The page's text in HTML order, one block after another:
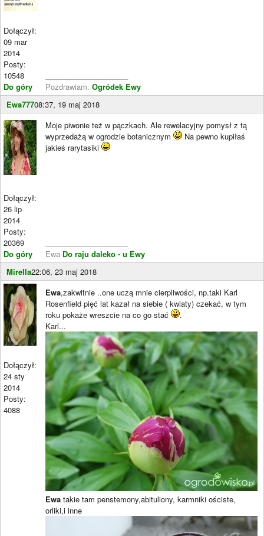
Dołączył:
09 mar
2014
Posty:
10548
Do góry
Pozdrawiam. Ogródek Ewy
Ewa77708:37, 19 maj 2018
Dołączył:
26 lip
2014
Posty:
20369
Do góry
Moje piwonie też w pączkach. Ale rewelacyjny pomysł z tą
wyprzedażą w ogrodzie botanicznym
Na pewno kupiłaś
jakieś rarytasiki
Ewa-Do raju daleko - u Ewy
Mirella22:06, 23 maj 2018
Dołączył:
24 sty
2014
Posty:
4088
Ewa,zakwitnie ..one uczą mnie cierpliwości, np.taki Karl
Rosenfield pięć lat kazał na siebie ( kwiaty) czekać, w tym
roku pokaże wreszcie na co go stać
.
Karl...
Ewa takie tam penstemony,abituliony, karmniki ościste,
orliki,i inne